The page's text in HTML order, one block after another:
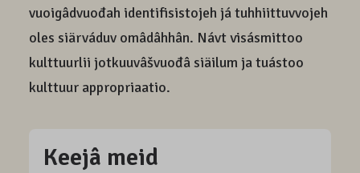
vuoigâdvuođah identifisistojeh já tuhhiittuvvojeh
oles siärváduv omâdâhhân. Návt visásmittoo
kulttuurlii jotkuuvâšvuođâ siäilum ja tuástoo
kulttuur appropriaatio.
Keejâ meid